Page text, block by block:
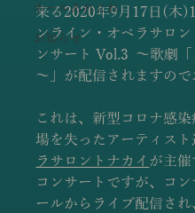
ホールあれこれ
お知らせ
来る2020年9月17日(木
ンライン・オペラサロ
ンサート Vol.3  ～歌劇
～」が配信されますので
これは、新型コロナ感
場を失ったアーティスト
ラサロントナカイ が主催
コンサートですが、コ
ールからライブ配信され